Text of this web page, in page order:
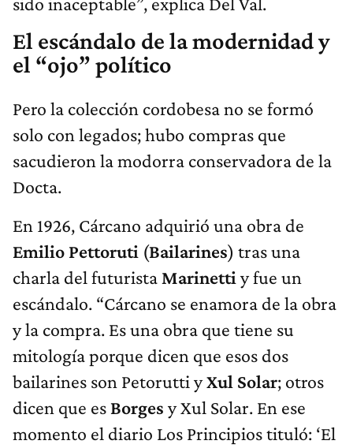
El escándalo de la modernidad y
el “ojo” político
Pero la colección cordobesa no se formó
solo con legados; hubo compras que
sacudieron la modorra conservadora de la
Docta.
En 1926, Cárcano adquirió una obra de
Emilio Pettoruti (Bailarines) tras una
charla del futurista Marinetti y fue un
escándalo. “Cárcano se enamora de la obra
y la compra. Es una obra que tiene su
mitología porque dicen que esos dos
bailarines son Petorutti yXul Solar; otros
dicen que es Borges y Xul Solar. En ese
momento el diario Los Principios tituló: ‘El